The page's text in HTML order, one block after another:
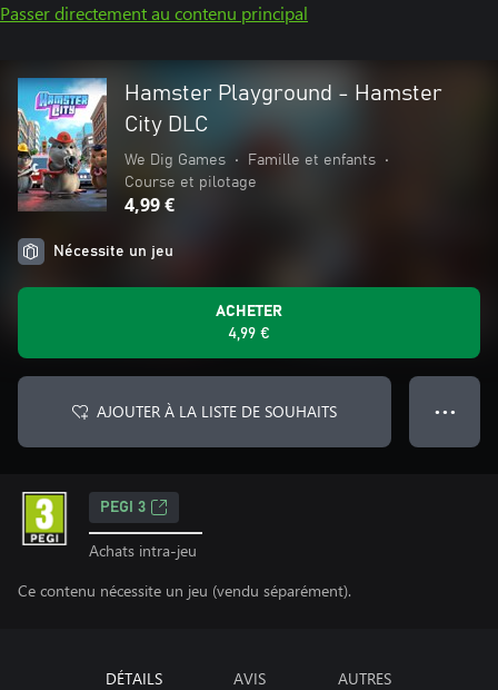
Passer directement au contenu principal
Hamster Playground - Hamster
City DLC
We Dig Games • Famille et enfants
•
Course et pilotage
4,99 €
Nécessite un jeu
ACHETER
4,99 €
AJOUTER À LA LISTE DE SOUHAITS ● ● ●
PEGI 3
Achats intra-jeu
Ce contenu nécessite un jeu (vendu séparément).
DÉTAILS AVIS AUTRES